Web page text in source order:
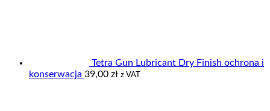
Tetra Gun Lubricant Dry Finish ochrona i
konserwacja 39,00 zł z VAT